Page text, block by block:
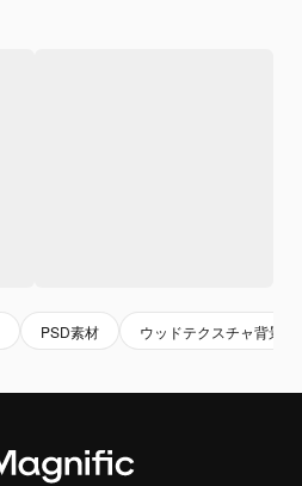
PSD素材 ウッドテクスチャ背景